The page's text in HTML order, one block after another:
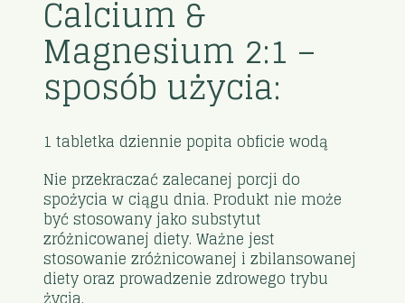
Calcium &
Magnesium 2:1 –
sposób użycia:
1 tabletka dziennie popita obficie wodą
Nie przekraczać zalecanej porcji do
spożycia w ciągu dnia. Produkt nie może
być stosowany jako substytut
zróżnicowanej diety. Ważne jest
stosowanie zróżnicowanej i zbilansowanej
diety oraz prowadzenie zdrowego trybu